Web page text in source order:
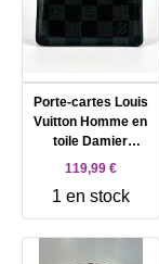
Porte-cartes Louis
Vuitton Homme en
toile Damier
Graphite
119,99 €
1 en stock